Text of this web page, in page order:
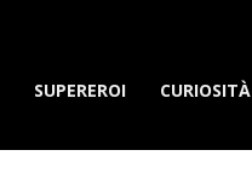
SUPEREROI CURIOSITÀ